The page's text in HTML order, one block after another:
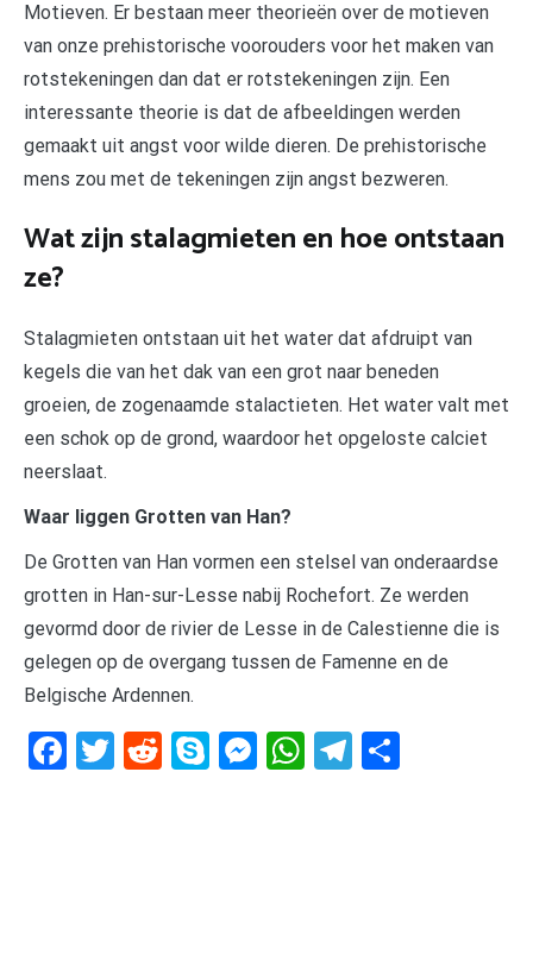
Motieven. Er bestaan meer theorieën over de motieven
van onze prehistorische voorouders voor het maken van
rotstekeningen dan dat er rotstekeningen zijn. Een
interessante theorie is dat de afbeeldingen werden
gemaakt uit angst voor wilde dieren. De prehistorische
mens zou met de tekeningen zijn angst bezweren.
Wat zijn stalagmieten en hoe ontstaan
ze?
Stalagmieten ontstaan uit het water dat afdruipt van
kegels die van het dak van een grot naar beneden
groeien, de zogenaamde stalactieten. Het water valt met
een schok op de grond, waardoor het opgeloste calciet
neerslaat.
Waar liggen Grotten van Han?
De Grotten van Han vormen een stelsel van onderaardse
grotten in Han-sur-Lesse nabij Rochefort. Ze werden
gevormd door de rivier de Lesse in de Calestienne die is
gelegen op de overgang tussen de Famenne en de
Belgische Ardennen.
Facebook
Twitter
RedditSkypeMessenger
WhatsApp
Telegram